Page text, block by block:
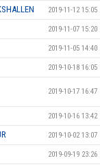
2019-11-12 15:05
2019-11-07 15:20
2019-11-05 14:40
2019-10-18 16:05
2019-10-17 16:47
2019-10-16 13:42
2019-10-02 13:07
2019-09-19 23:26